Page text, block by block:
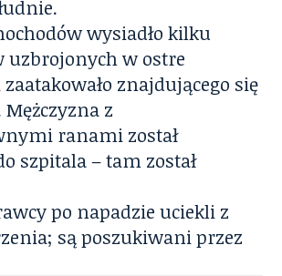
wysiadło kilku
uzbrojonych w ostre
znajdującego się
z
ranami został
szpitala – tam został
po napadzie uciekli z
są poszukiwani przez